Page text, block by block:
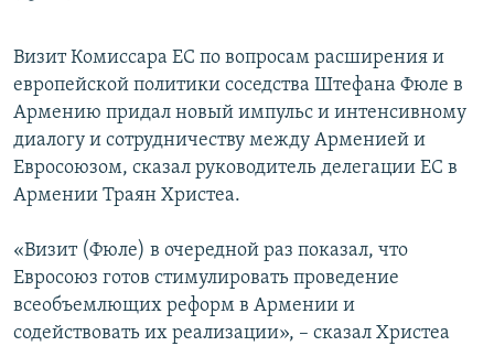
Визит Комиссара ЕС по вопросам расширения и
европейской политики соседства Штефана Фюле в
Армению придал новый импульс и интенсивному
диалогу и сотрудничеству между Арменией и
Евросоюзом, сказал руководитель делегации ЕС в
Армении Траян Христеа.
«Визит (Фюле) в очередной раз показал, что
Евросоюз готов стимулировать проведение
всеобъемлющих реформ в Армении и
содействовать их реализации», – сказал Христеа